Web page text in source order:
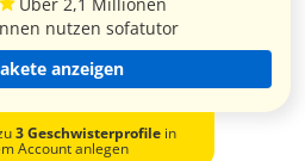
nutzen sofatutor
anzeigen
3 Geschwisterprofilein
Account anlegen